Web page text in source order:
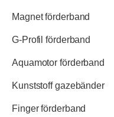
Magnet förderband
G-Profil förderband
Aquamotor förderband
Kunststoff gazebänder
Finger förderband